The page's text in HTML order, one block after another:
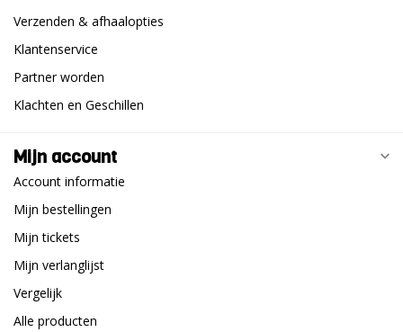
Verzenden & afhaalopties
Klantenservice
Partner worden
Klachten en Geschillen
Mijn account
Account informatie
Mijn bestellingen
Mijn tickets
Mijn verlanglijst
Vergelijk
Alle producten